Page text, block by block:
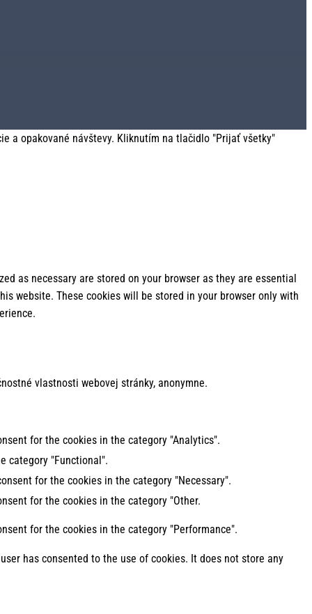
a opakované návštevy. Kliknutím na tlačidlo "Prijať všetky"
as necessary are stored on your browser as they are essential
website. These cookies will be stored in your browser only with
vlastnosti webovej stránky, anonymne.
for the cookies in the category "Analytics".
category "Functional".
for the cookies in the category "Necessary".
for the cookies in the category "Other.
for the cookies in the category "Performance".
has consented to the use of cookies. It does not store any